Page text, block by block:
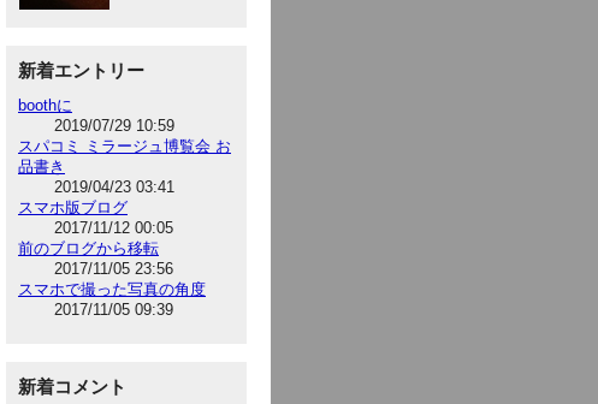
新着エントリー
boothに
2019/07/29 10:59
スパコミ ミラージュ博覧会 お
品書き
2019/04/23 03:41
スマホ版ブログ
2017/11/12 00:05
前のブログから移転
2017/11/05 23:56
スマホで撮った写真の角度
2017/11/05 09:39
新着コメント